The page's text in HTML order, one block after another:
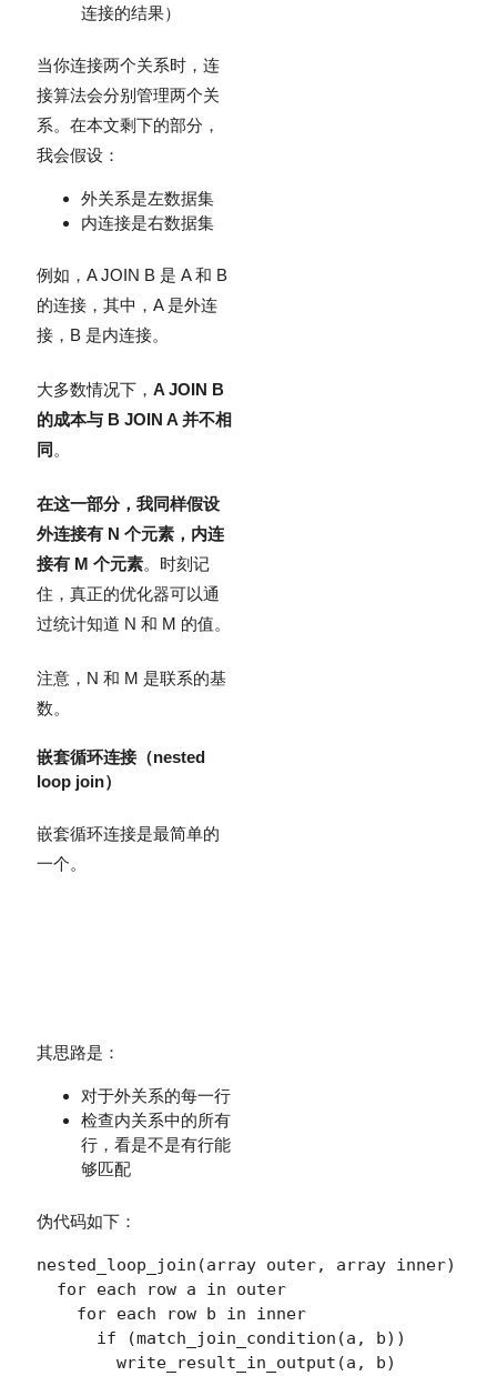
连接的结果）
当你连接两个关系时，连
接算法会分别管理两个关
系。在本文剩下的部分，
我会假设：
外关系是左数据集
内连接是右数据集
例如，A JOIN B 是 A 和 B
的连接，其中，A 是外连
接，B 是内连接。
大多数情况下， A JOIN B
的成本与 B JOIN A 并不相
同 。
在这一部分，我同样假设
外连接有 N 个元素，内连
接有 M 个元素。时刻记
住，真正的优化器可以通
过统计知道 N 和 M 的值。
注意，N 和 M 是联系的基
数。
嵌套循环连接（nested
loop join）
嵌套循环连接是最简单的
一个。
其思路是：
对于外关系的每一行
检查内关系中的所有
行，看是不是有行能
够匹配
伪代码如下：
nested_loop_join(array outer, array inner)
  for each row a in outer
    for each row b in inner
      if (match_join_condition(a, b))
        write_result_in_output(a, b)